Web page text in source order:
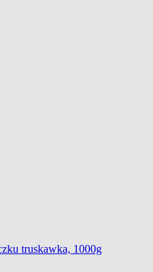
truskawka, 1000g